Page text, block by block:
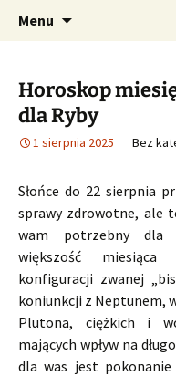
dzienny,
tygodniowy
Profesjonalne
Menu
Horoskop
dla Ryby
1 sierpnia 2025 Bez
Słońce do 22 sierpnia
sprawy zdrowotne, ale
wam potrzebny dla
większość miesiąca
konfiguracji zwanej
koniunkcji z Neptunem,
Plutona, ciężkich i
mających wpływ na
dla was jest